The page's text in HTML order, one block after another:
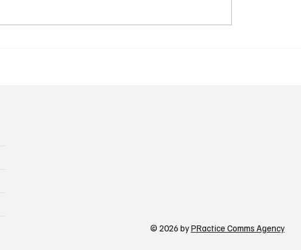
© 2026 byPRactice Comms Agency